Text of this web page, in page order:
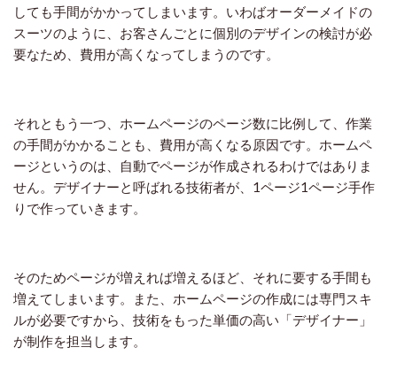
しても手間がかかってしまいます。いわばオーダーメイドの
スーツのように、お客さんごとに個別のデザインの検討が必
要なため、費用が高くなってしまうのです。
それともう一つ、ホームページのページ数に比例して、作業
の手間がかかることも、費用が高くなる原因です。ホームペ
ージというのは、自動でページが作成されるわけではありま
せん。デザイナーと呼ばれる技術者が、1ページ1ページ手作
りで作っていきます。
そのためページが増えれば増えるほど、それに要する手間も
増えてしまいます。また、ホームページの作成には専門スキ
ルが必要ですから、技術をもった単価の高い「デザイナー」
が制作を担当します。